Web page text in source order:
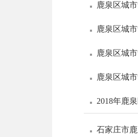
鹿泉区城
鹿泉区城
鹿泉区城
鹿泉区城
2018年鹿
石家庄市